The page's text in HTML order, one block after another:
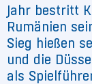
Jahr bestritt
Rumänien
Sieg hießen
und die
als